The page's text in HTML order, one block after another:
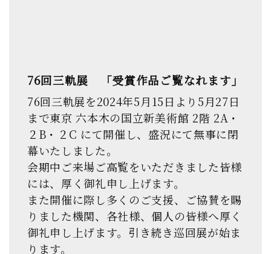
76回三軌展 「受賞作品ご覧なれます」
76回三軌展を2024年5月15日より5月27日
まで東京 六本木の国立新美術館 2階 2A・
２B・２C にて開催し、盛況にて無事に閉
幕いたしました。
会期中ご来場ご高覧をいただきました皆様
には、厚く御礼申し上げます。
また開催に際し多くのご支援、ご協賛を賜
りました機関、各社様、個人の皆様へ厚く
御礼申し上げます。 引き続き巡回展が始ま
ります。